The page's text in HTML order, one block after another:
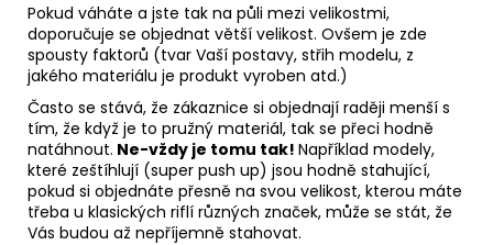
Pokud váháte a jste tak na půli mezi velikostmi,
doporučuje se objednat větší velikost. Ovšem je zde
spousty faktorů (tvar Vaší postavy, střih modelu, z
jakého materiálu je produkt vyroben atd.)
Často se stává, že zákaznice si objednají raději menší s
tím, že když je to pružný materiál, tak se přeci hodně
natáhnout. Ne-vždy je tomu tak! Například modely,
které zeštíhlují (super push up) jsou hodně stahující,
pokud si objednáte přesně na svou velikost, kterou máte
třeba u klasických riflí různých značek, může se stát, že
Vás budou až nepříjemně stahovat.